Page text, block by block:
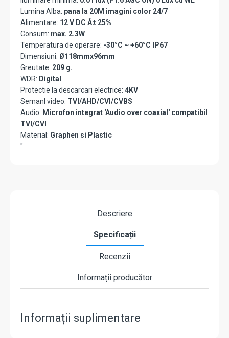
Lumina Alba: pana la 20M imagini color 24/7
Alimentare: 12 V DC Â± 25%
Consum: max. 2.3W
Temperatura de operare: -30°C ~ +60°C IP67
Dimensiuni: Ø118mmx96mm
Greutate: 209 g.
WDR: Digital
Protectie la descarcari electrice: 4KV
Semanl video: TVI/AHD/CVI/CVBS
Audio: Microfon integrat 'Audio over coaxial' compatibil
TVI/CVI
Material: Graphen si Plastic
"
Descriere
Specificații
Recenzii
Informații producător
Informații suplimentare